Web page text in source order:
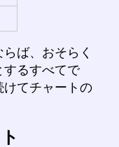
ば、おそらく
するすべてで
てチャートの